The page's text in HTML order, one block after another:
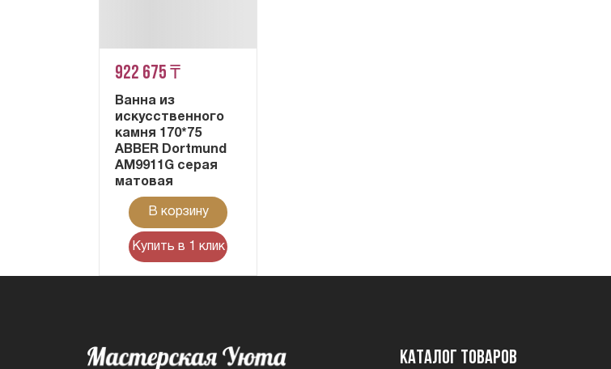
922 675 ₸
Ванна из
искусственного
камня 170*75
ABBER Dortmund
AM9911G серая
матовая
В корзину
Купить в 1 клик
Каталог товаров